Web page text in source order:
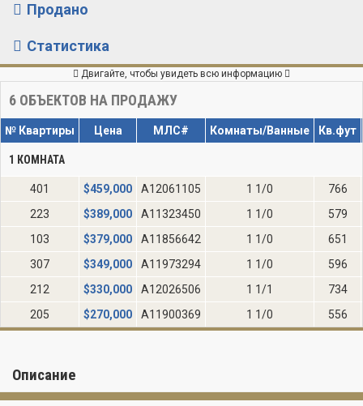
Продано
Статистика
Двигайте, чтобы увидеть всю информацию
6 ОБЪЕКТОВ НА ПРОДАЖУ
№ Квартиры Цена МЛС# Комнаты/Ванные Кв.фут
1 КОМНАТА
401 $459,000 A12061105 1 1/0
766
223
$389,000 A11323450 1 1/0
579
103
$379,000 A11856642 1 1/0
651
307
$349,000 A11973294 1 1/0
596
212
$330,000 A12026506 1 1/1
734
205
$270,000 A11900369 1 1/0 556
Описание